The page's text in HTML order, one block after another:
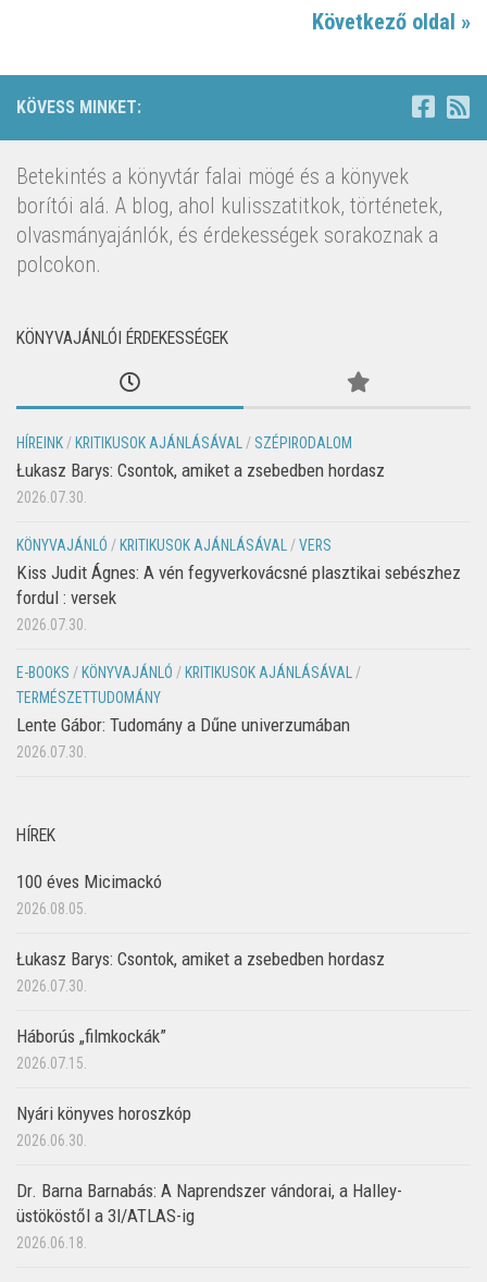
Következő oldal »
KÖVESS MINKET:
Betekintés a könyvtár falai mögé és a könyvek
borítói alá. A blog, ahol kulisszatitkok, történetek,
olvasmányajánlók, és érdekességek sorakoznak a
polcokon.
KÖNYVAJÁNLÓI ÉRDEKESSÉGEK
HÍREINK/ KRITIKUSOK AJÁNLÁSÁVAL/ SZÉPIRODALOM
Łukasz Barys: Csontok, amiket a zsebedben hordasz
2026.07.30.
KÖNYVAJÁNLÓ / KRITIKUSOK AJÁNLÁSÁVAL/VERS
Kiss Judit Ágnes: A vén fegyverkovácsné plasztikai sebészhez
fordul : versek
2026.07.30.
E-BOOKS / KÖNYVAJÁNLÓ / KRITIKUSOK AJÁNLÁSÁVAL/
TERMÉSZETTUDOMÁNY
Lente Gábor: Tudomány a Dűne univerzumában
2026.07.30.
HÍREK
100 éves Micimackó
2026.08.05.
Łukasz Barys: Csontok, amiket a zsebedben hordasz
2026.07.30.
Háborús „filmkockák”
2026.07.15.
Nyári könyves horoszkóp
2026.06.30.
Dr. Barna Barnabás: A Naprendszer vándorai, a Halley-
üstököstől a 3I/ATLAS-ig
2026.06.18.